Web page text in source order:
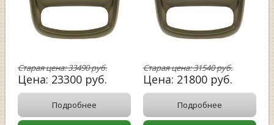
Старая цена:33490руб.
Цена: 23300 руб.
Подробнее
Старая цена:31540руб.
Цена: 21800 руб.
Подробнее